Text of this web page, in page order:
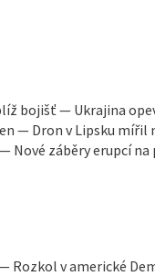
bojišť — Ukrajina
— Dron v Lipsku
Nové záběry erupcí na
Rozkol v americké